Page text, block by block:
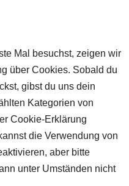
Mal besuchst, zeigen wir
über Cookies. Sobald du
gibst du uns dein
Kategorien von
Cookie-Erklärung
die Verwendung von
aber bitte
unter Umständen nicht